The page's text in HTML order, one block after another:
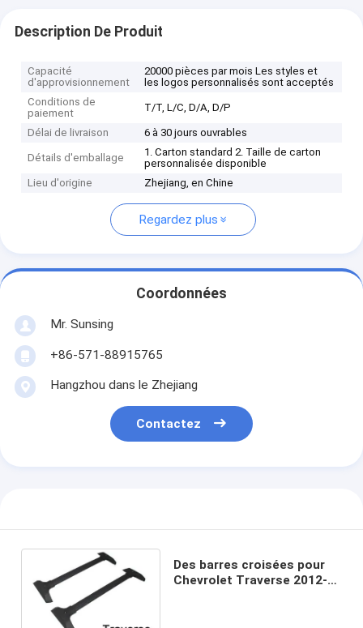
Description De Produit
Capacité
d'approvisionnement
20000 pièces par mois Les styles et
les logos personnalisés sont acceptés
Conditions de
paiement
T/T, L/C, D/A, D/P
Délai de livraison 6 à 30 jours ouvrables
Détails d'emballage
1. Carton standard 2. Taille de carton
personnalisée disponible
Lieu d'origine
Zhejiang, en Chine
Regardez plus
Coordonnées
Mr. Sunsing
+86-571-88915765
Hangzhou dans le Zhejiang
Contactez
Des barres croisées pour
Chevrolet Traverse 2012-